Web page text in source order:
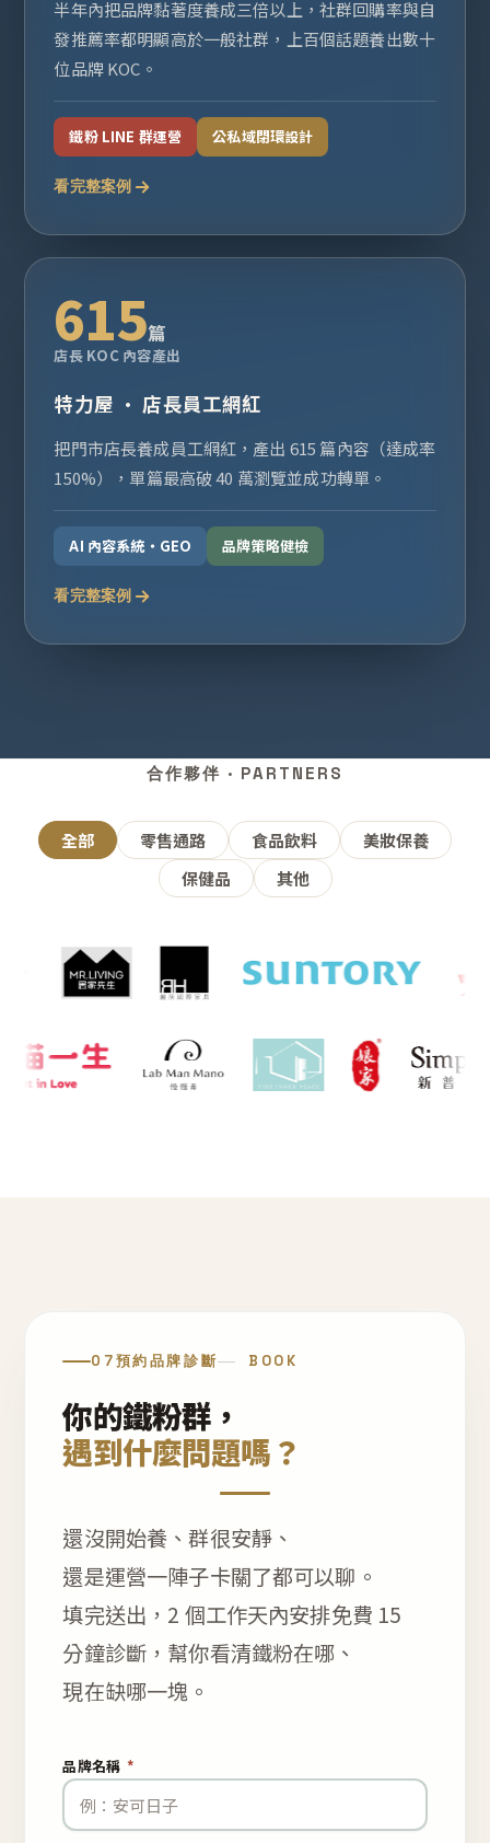
半年內把品牌黏著度養成三倍以上，社群回購率與自
發推薦率都明顯高於一般社群，上百個話題養出數十
位品牌 KOC。
鐵粉 LINE 群運營 公私域閉環設計
看完整案例
615篇
店長 KOC 內容產出
特力屋 · 店長員工網紅
把門市店長養成員工網紅，產出 615 篇內容（達成率
150%），單篇最高破 40 萬瀏覽並成功轉單。
AI 內容系統・GEO 品牌策略健檢
看完整案例
合作夥伴 · PARTNERS
全部 零售通路 食品飲料
美妝保養
保健品
其他
07預約品牌診斷 BOOK
你的鐵粉群，
遇到什麼問題嗎？
還沒開始養、群很安靜、
還是運營一陣子卡關了都可以聊。
填完送出，2 個工作天內安排免費 15
分鐘診斷，幫你看清鐵粉在哪、
現在缺哪一塊。
品牌名稱 *